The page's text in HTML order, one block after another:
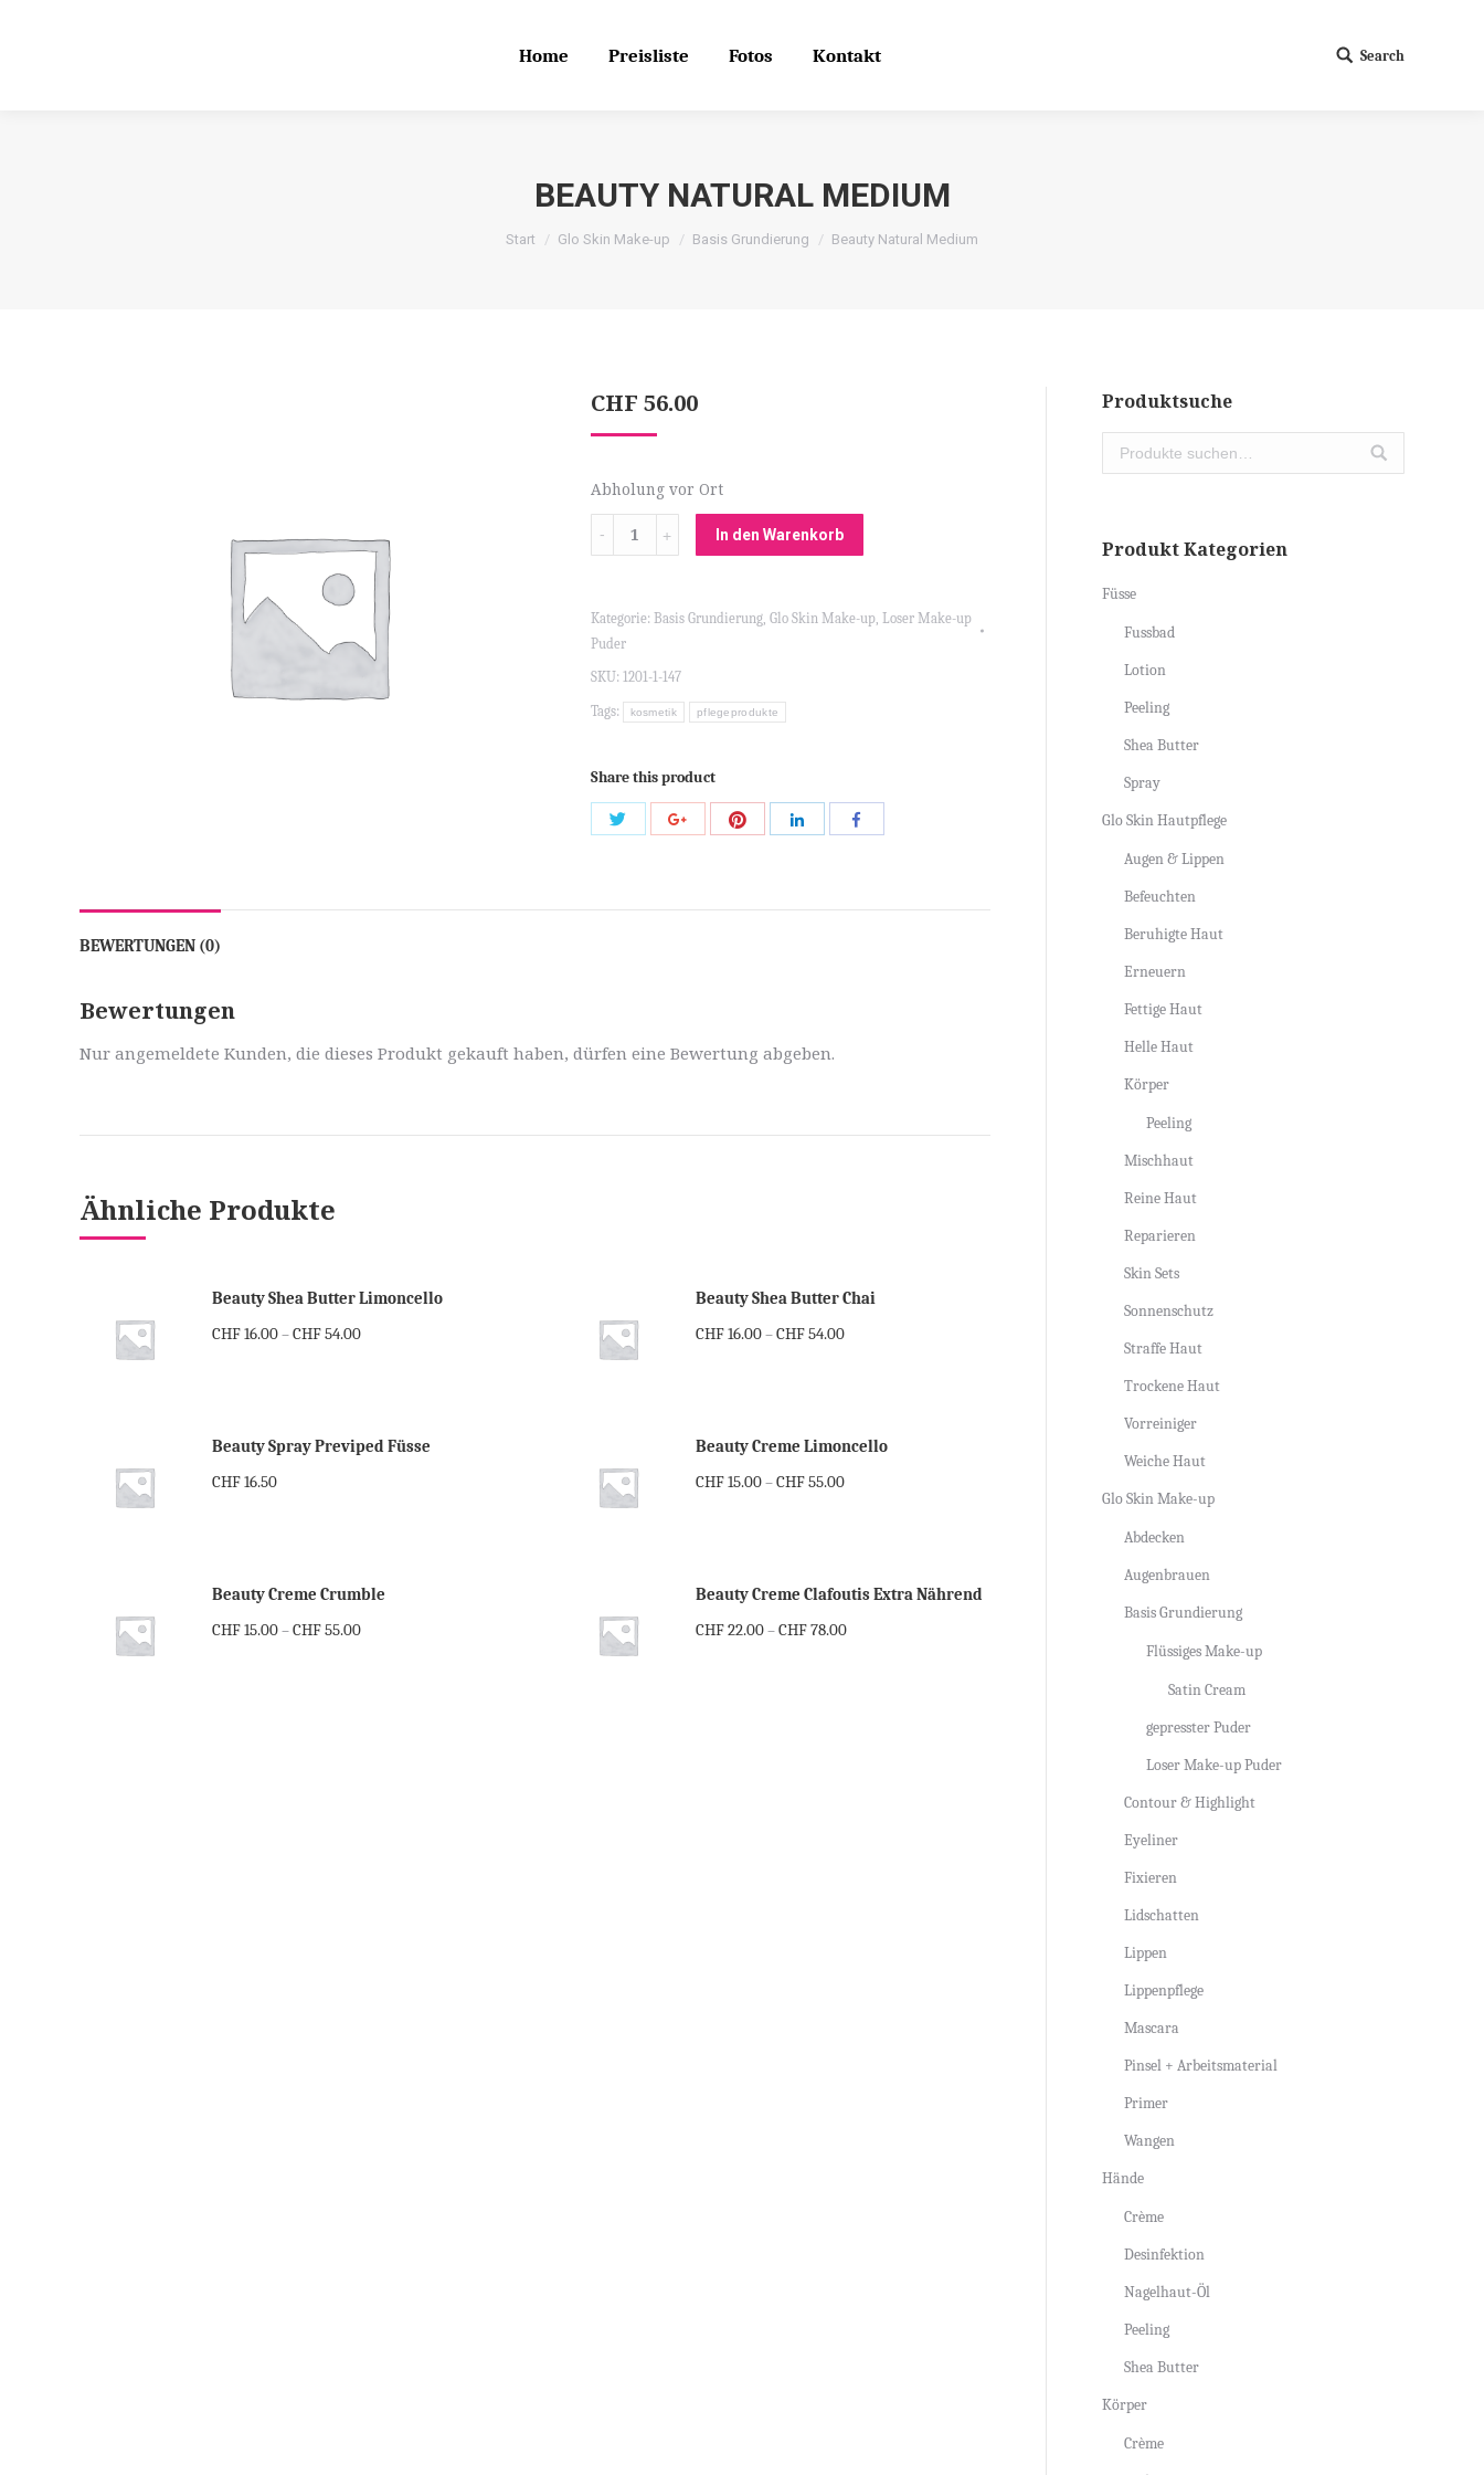
Home Preisliste Fotos Kontakt Search:
Search
BEAUTY NATURAL MEDIUM
Start Glo Skin Make-up Basis Grundierung Beauty Natural Medium
CHF 56.00
Abholung vor Ort
Menge
In den Warenkorb
Kategorie: Basis Grundierung, Glo Skin Make-up, Loser Make-up
Puder
SKU: 1201-1-147
Tags: kosmetik pflegeprodukte
Share this product
Share
Share
Share
Share Share
BEWERTUNGEN (0)
Bewertungen
Nur angemeldete Kunden, die dieses Produkt gekauft haben, dürfen eine Bewertung abgeben.
Ähnliche Produkte
Beauty Shea Butter Limoncello
CHF16.00–CHF54.00
Beauty Shea Butter Chai
CHF16.00–CHF54.00
Beauty Spray Previped Füsse
CHF16.50
Beauty Creme Limoncello
CHF15.00–CHF55.00
Beauty Creme Crumble
CHF15.00–CHF55.00
Beauty Creme Clafoutis Extra Nährend
CHF22.00–CHF78.00
Produktsuche
Produkt Kategorien
Füsse
Fussbad
Lotion
Peeling
Shea Butter
Spray
Glo Skin Hautpflege
Augen & Lippen
Befeuchten
Beruhigte Haut
Erneuern
Fettige Haut
Helle Haut
Körper
Peeling
Mischhaut
Reine Haut
Reparieren
Skin Sets
Sonnenschutz
Straffe Haut
Trockene Haut
Vorreiniger
Weiche Haut
Glo Skin Make-up
Abdecken
Augenbrauen
Basis Grundierung
Flüssiges Make-up
Satin Cream
gepresster Puder
Loser Make-up Puder
Contour & Highlight
Eyeliner
Fixieren
Lidschatten
Lippen
Lippenpflege
Mascara
Pinsel + Arbeitsmaterial
Primer
Wangen
Hände
Crème
Desinfektion
Nagelhaut-Öl
Peeling
Shea Butter
Körper
Crème